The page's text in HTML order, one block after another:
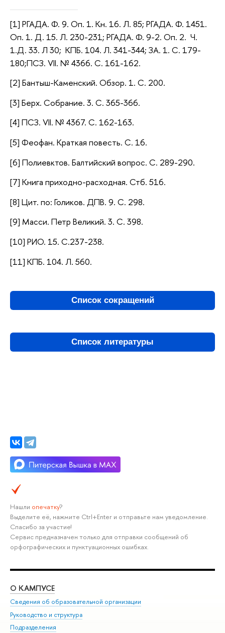
[1] РГАДА. Ф. 9. Оп. 1. Кн. 16. Л. 85; РГАДА. Ф. 1451.
Оп. 1. Д. 15. Л. 230-231; РГАДА. Ф. 9-2. Оп. 2. Ч.
1.Д. 33. Л 30; КПБ. 104. Л. 341-344; ЗА. 1. С. 179-
180;ПСЗ. VII. № 4366. С. 161-162.
[2] Бантыш-Каменский. Обзор. 1. С. 200.
[3] Берх. Собрание. 3. С. 365-366.
[4] ПСЗ. VII. № 4367. С. 162-163.
[5] Феофан. Краткая повесть. С. 16.
[6] Полиевктов. Балтийский вопрос. С. 289-290.
[7] Книга приходно-расходная. Стб. 516.
[8] Цит. по: Голиков. ДПВ. 9. С. 298.
[9] Масси. Петр Великий. 3. С. 398.
[10] РИО. 15. С.237-238.
[11] КПБ. 104. Л. 560.
Список сокращений
Список литературы
Нашли опечатку?
Выделите её, нажмите Ctrl+Enter и отправьте нам уведомление.
Спасибо за участие!
Сервис предназначен только для отправки сообщений об
орфографических и пунктуационных ошибках.
О КАМПУСЕ
Сведения об образовательной организации
Руководство и структура
Подразделения